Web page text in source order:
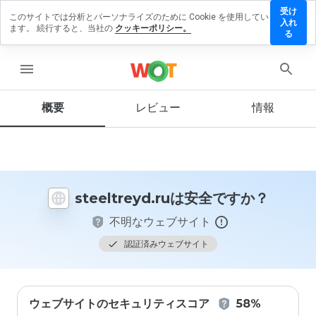
menu
概要 レビュー 情報
steeltreyd.ruは安全ですか？
不明なウェブサイト
認証済みウェブサイト
ウェブサイトのセキュリティスコア 58%
ビュー
す
この
イト
価し
ます
か？
このサイトでは分析とパーソナライズのために Cookie を使用してい
ます。 続行すると、当社の クッキーポリシー。
受け
入れ
る